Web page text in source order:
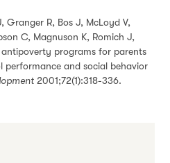
Granger R, Bos J, McLoyd V,
C, Magnuson K, Romich J,
antipoverty programs for parents
performance and social behavior
2001;72(1):318-336.